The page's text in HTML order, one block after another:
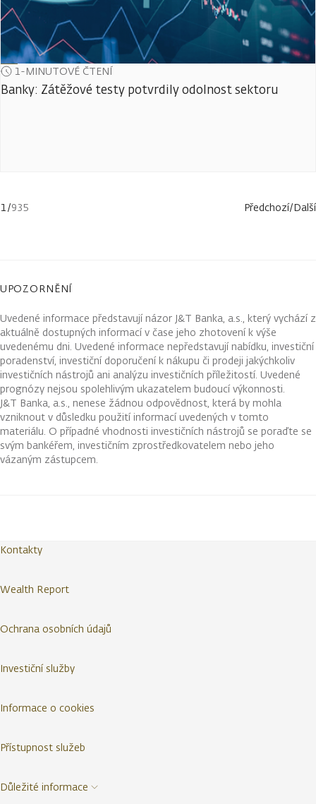
1-MINUTOVÉ ČTENÍ
Banky: Zátěžové testy potvrdily odolnost sektoru
1/935 Předchozí/Další
UPOZORNĚNÍ
Uvedené informace představují názor J&T Banka, a.s., který vychází z
aktuálně dostupných informací v čase jeho zhotovení k výše
uvedenému dni. Uvedené informace nepředstavují nabídku, investiční
poradenství, investiční doporučení k nákupu či prodeji jakýchkoliv
investičních nástrojů ani analýzu investičních příležitostí. Uvedené
prognózy nejsou spolehlivým ukazatelem budoucí výkonnosti.
J&T Banka, a.s., nenese žádnou odpovědnost, která by mohla
vzniknout v důsledku použití informací uvedených v tomto
materiálu. O případné vhodnosti investičních nástrojů se poraďte se
svým bankéřem, investičním zprostředkovatelem nebo jeho
vázaným zástupcem.
Kontakty
Wealth Report
Ochrana osobních údajů
Investiční služby
Informace o cookies
Přístupnost služeb
Důležité informace